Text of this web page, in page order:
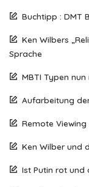
Buchtipp : DMT
Ken Wilbers
Sprache
MBTI Typen
Aufarbeitung
Remote
Ken Wilber und
Ist Putin rot und